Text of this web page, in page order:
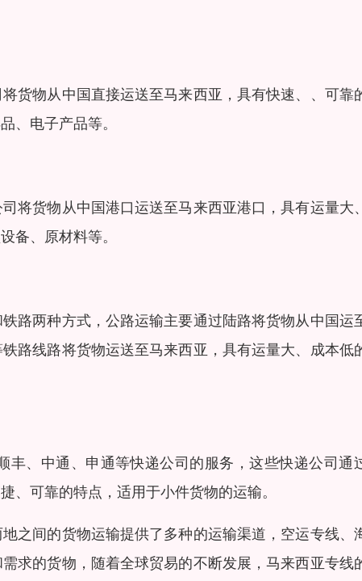
货物从中国直接运送至马来西亚，具有快速、、可靠
、电子产品等。
将货物从中国港口运送至马来西亚港口，具有运量大
备、原材料等。
路两种方式，公路运输主要通过陆路将货物从中国运
路线路将货物运送至马来西亚，具有运量大、成本低
、中通、申通等快递公司的服务，这些快递公司通
可靠的特点，适用于小件货物的运输。
之间的货物运输提供了多种的运输渠道，空运专线、
求的货物，随着全球贸易的不断发展，马来西亚专线